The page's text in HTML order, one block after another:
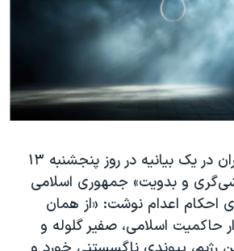
۲۰۲۴
آزادی
کانون نویسندگان ایران در یک بیانیه در روز پنجشنبه ۱۳
و بدویت» جمهوری اسلامی
احکام اعدام نوشت: «از همان
حاکمیت اسلامی، صفیر گلوله و